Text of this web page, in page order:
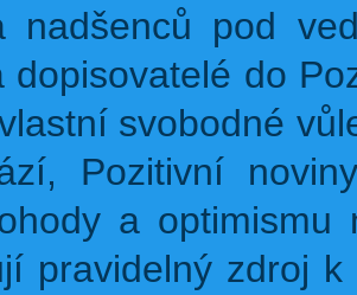
nadšenců pod
dopisovatelé do
svobodné
Pozitivní
a
pravidelný zdroj